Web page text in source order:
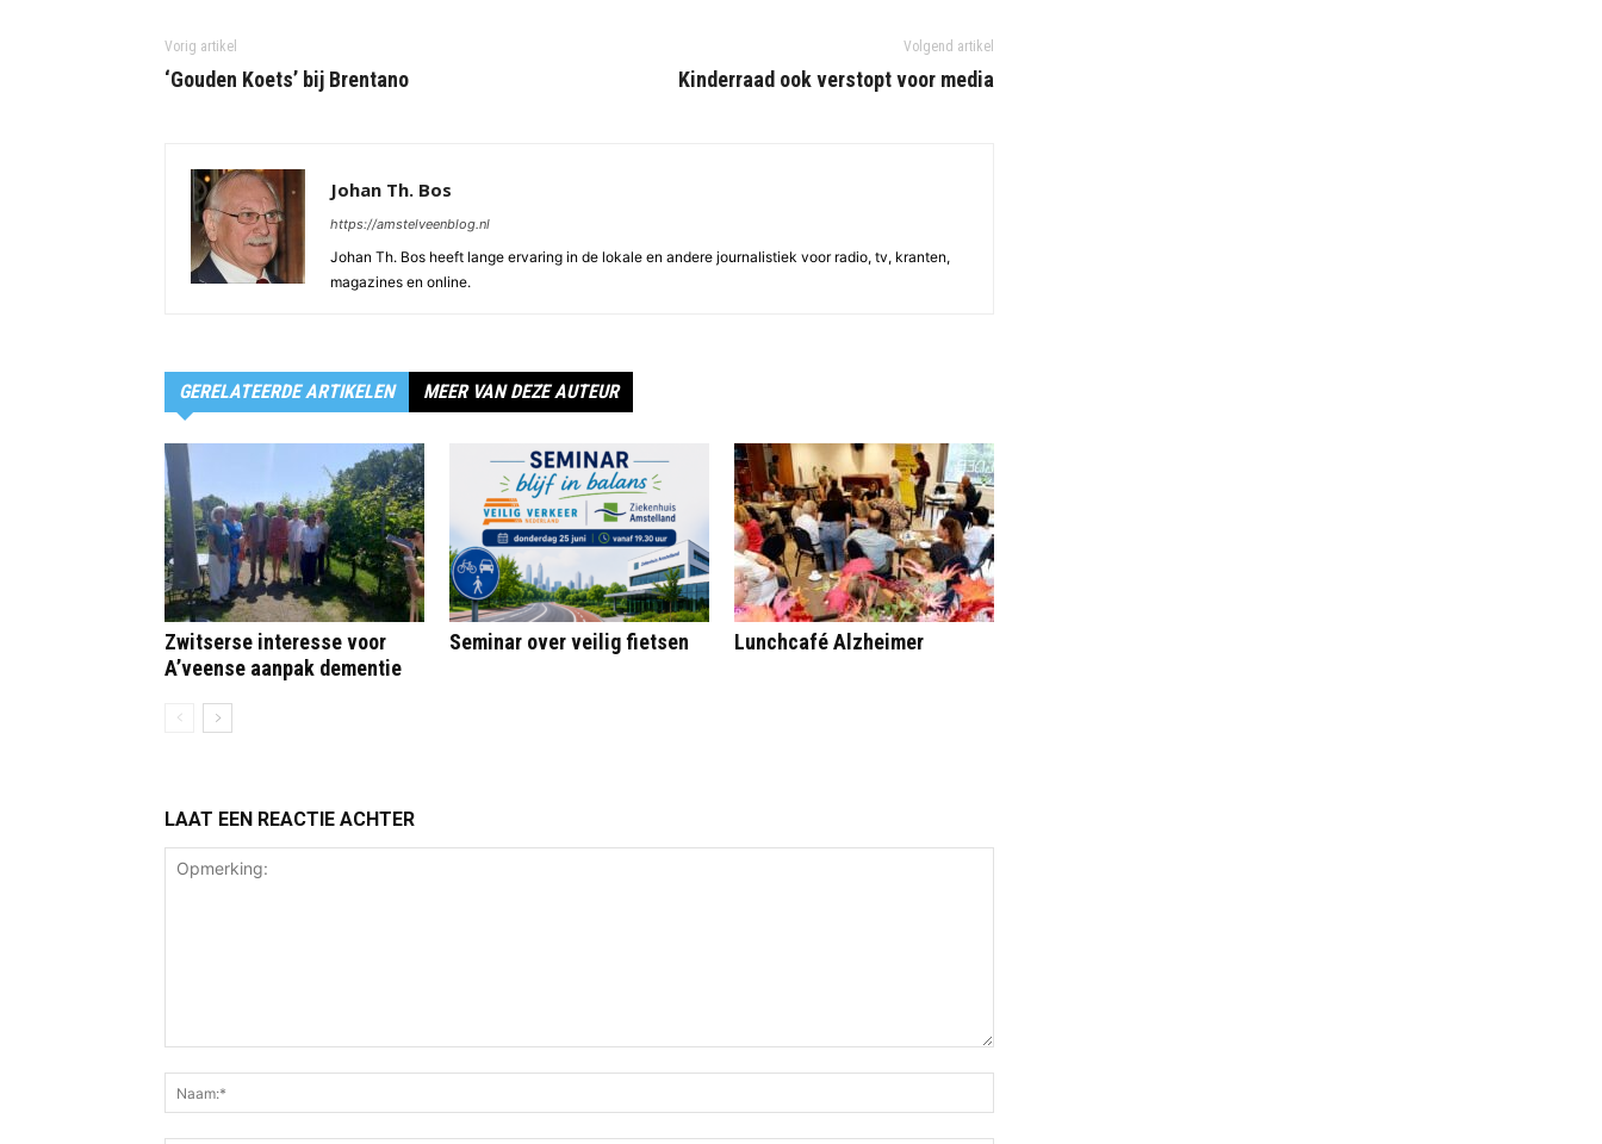
Vorig artikel
‘Gouden Koets’ bij Brentano
Volgend artikel
Kinderraad ook verstopt voor media
Johan Th. Bos
https://amstelveenblog.nl
Johan Th. Bos heeft lange ervaring in de lokale en andere journalistiek voor radio, tv, kranten,
magazines en online.
GERELATEERDE ARTIKELEN MEER VAN DEZE AUTEUR
Zwitserse interesse voor
A’veense aanpak dementie
Seminar over veilig fietsen Lunchcafé Alzheimer
LAAT EEN REACTIE ACHTER